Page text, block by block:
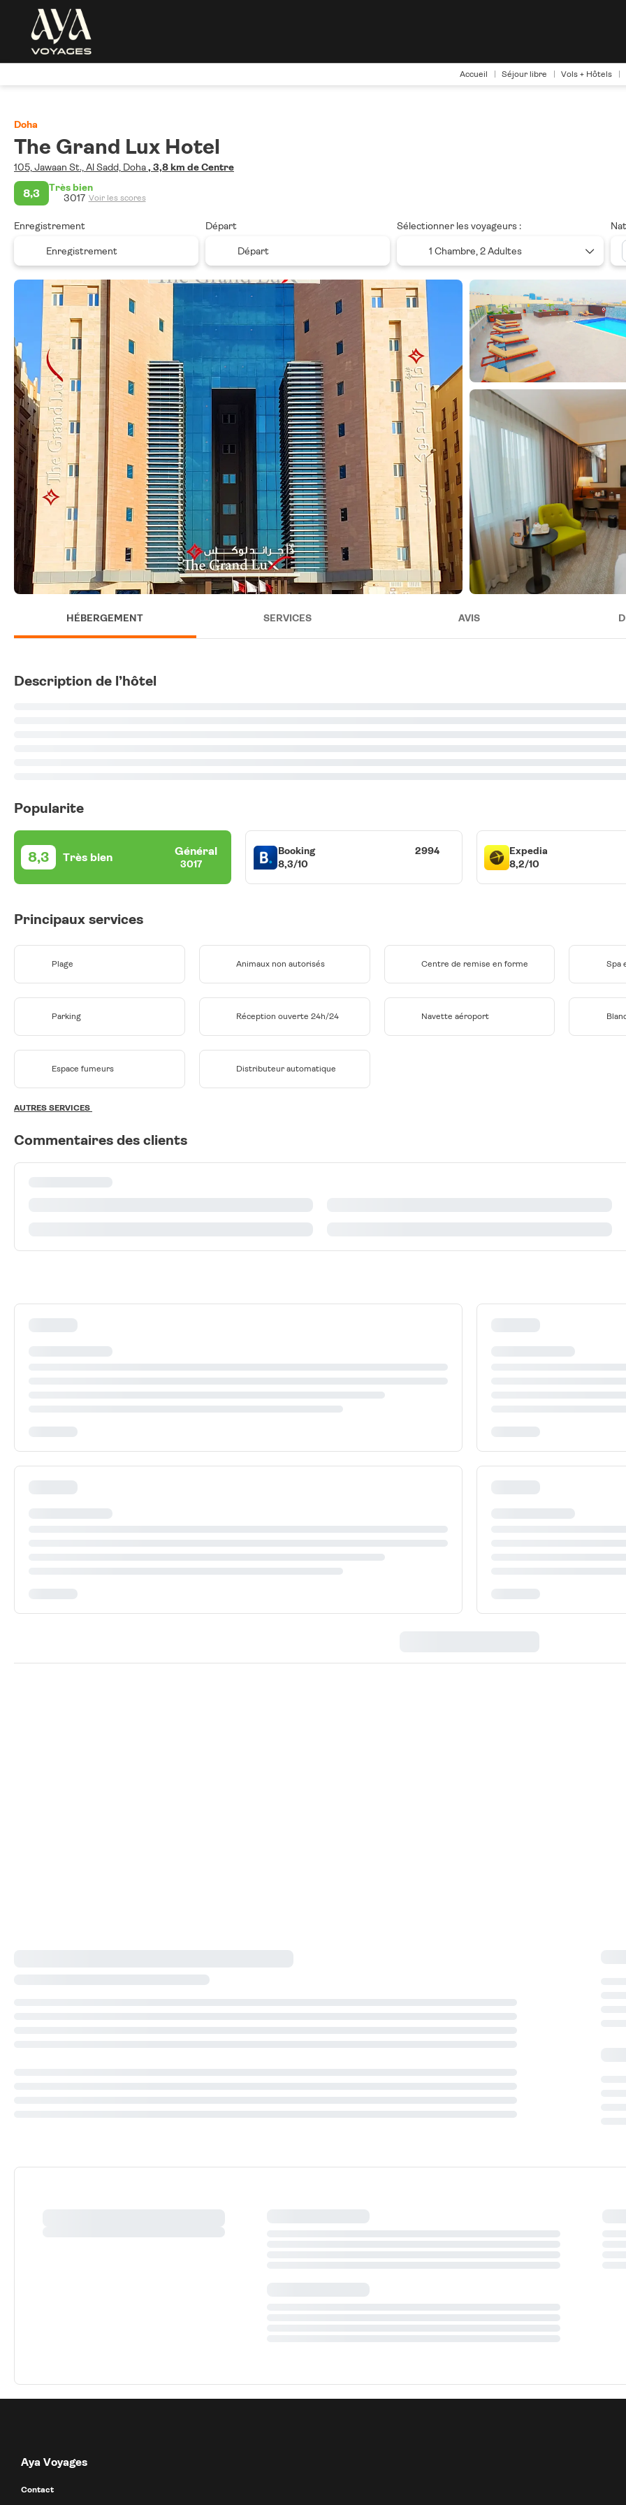
Accueil Séjour libre Vols + Hôtels
Doha
The Grand Lux Hotel
105, Jawaan St., Al Sadd, Doha, 3,8 km de Centre
8,3
Très bien
3017 Voir les scores
Enregistrement Départ Sélectionner les voyageurs :
1 Chambre, 2 Adultes
HÉBERGEMENT SERVICES AVIS
Description de l’hôtel
Popularite
8,3 Très bien Général
3017
Booking
8,3/10
2994
Expedia
8,2/10
Principaux services
Plage Animaux non autorisés Centre de remise en forme Spa
Parking Réception ouverte 24h/24 Navette aéroport
Espace fumeurs Distributeur automatique
AUTRES SERVICES
Commentaires des clients
Aya Voyages
Contact